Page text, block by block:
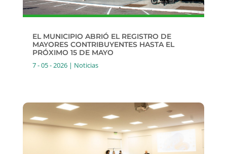
EL MUNICIPIO ABRIÓ EL REGISTRO DE
MAYORES CONTRIBUYENTES HASTA EL
PRÓXIMO 15 DE MAYO
7 - 05 - 2026| Noticias